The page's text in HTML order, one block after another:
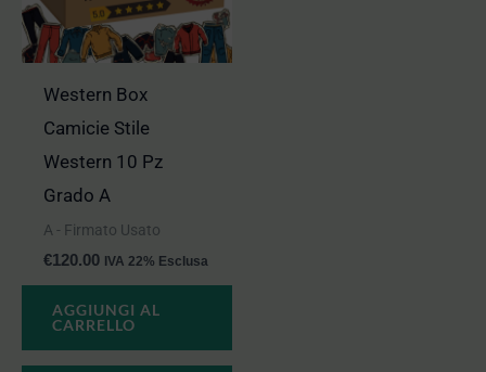
Western Box
Camicie Stile
Western 10 Pz
Grado A
A - Firmato Usato
€120.00 IVA 22% Esclusa
AGGIUNGI AL
CARRELLO